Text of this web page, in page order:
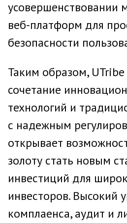
усовершенствовании
веб-платформ для
безопасности
Таким образом,
сочетание
технологий и
с надежным
открывает
золоту стать новым
инвестиций для
инвесторов. Высокий
комплаенса, аудит и